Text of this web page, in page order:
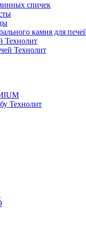
спичек
камня для
Технолит
Технолит
Технолит